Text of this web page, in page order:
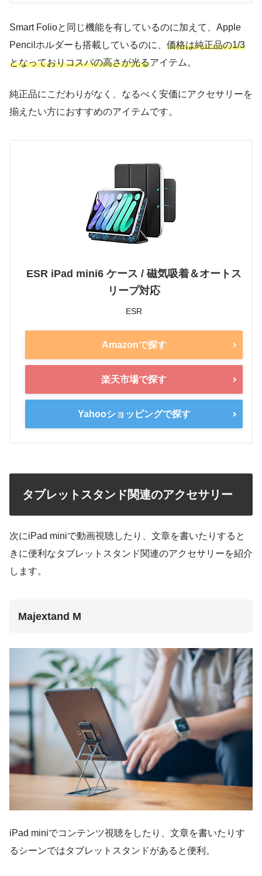
Smart Folioと同じ機能を有しているのに加えて、Apple
Pencilホルダーも搭載しているのに、 価格は純正品の1/3
となっておりコスパの高さが光るアイテム。
純正品にこだわりがなく、なるべく安価にアクセサリーを
揃えたい方におすすめのアイテムです。
ESR iPad mini6 ケース / 磁気吸着＆オートス
リープ対応
ESR
Amazonで探す
楽天市場で探す
Yahooショッピングで探す
タブレットスタンド関連のアクセサリー
次にiPad miniで動画視聴したり、文章を書いたりすると
きに便利なタブレットスタンド関連のアクセサリーを紹介
します。
Majextand M
iPad miniでコンテンツ視聴をしたり、文章を書いたりす
るシーンではタブレットスタンドがあると便利。